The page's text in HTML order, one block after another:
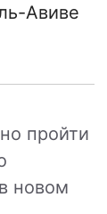
Авиве
пройти
новом